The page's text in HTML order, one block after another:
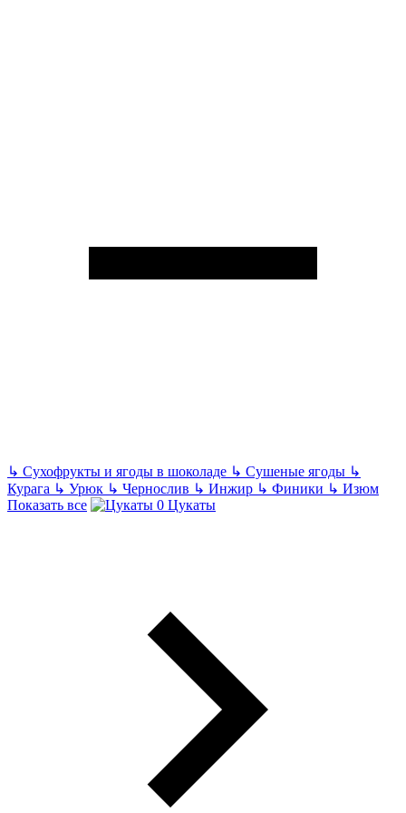
↳ Сухофрукты и ягоды в шоколаде ↳ Сушеные ягоды ↳
Курага ↳ Урюк ↳ Чернослив ↳ Инжир ↳ Финики ↳ Изюм
Показать все
Цукаты